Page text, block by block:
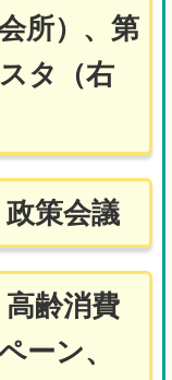
所）、第
タ（右
策会議
齢消費
ーン、